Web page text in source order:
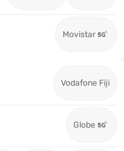
Movistar
Vodafone Fiji
Globe